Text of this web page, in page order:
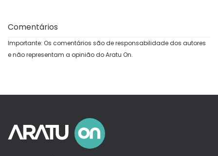
Comentários
Importante: Os comentários são de responsabilidade dos autores
e não representam a opinião do Aratu On.